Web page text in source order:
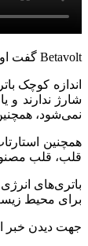
Betavolt گفت اولین باتری هسته ای آن‌ها با ابعاد 15*15*15 میلی‌متر مکعب توانایی تولید 100 میکرووات توان و 3 ولتاژ ولت را دارد، اما آن‌ها قصد دارند تا سال 2025 باتری با قدرت 1 وات تولید کنند.
نمی‌شود، همچنین محصول
قلب، قلب
برای محیط
جهت دیدن خبر